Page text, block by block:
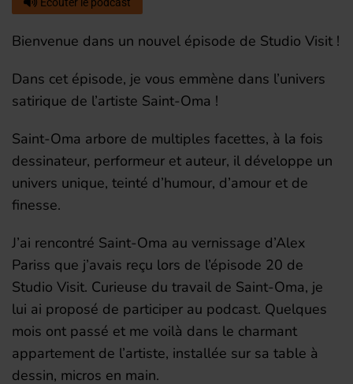
Bienvenue dans un nouvel épisode de Studio Visit !
Dans cet épisode, je vous emmène dans l’univers
satirique de l’artiste Saint-Oma !
Saint-Oma arbore de multiples facettes, à la fois
dessinateur, performeur et auteur, il développe un
univers unique, teinté d’humour, d’amour et de
finesse.
J’ai rencontré Saint-Oma au vernissage d’Alex
Pariss que j’avais reçu lors de l’épisode 20 de
Studio Visit. Curieuse du travail de Saint-Oma, je
lui ai proposé de participer au podcast. Quelques
mois ont passé et me voilà dans le charmant
appartement de l’artiste, installée sur sa table à
dessin, micros en main.